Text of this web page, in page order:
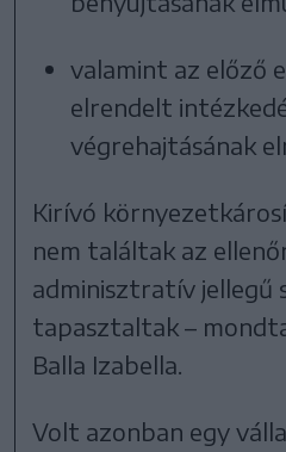
valamint az előző
elrendelt
végrehajtásának
Kirívó
nem találtak az
adminisztratív jellegű
tapasztaltak –
Balla Izabella.
Volt azonban egy